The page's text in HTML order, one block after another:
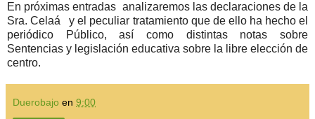
En próximas entradas analizaremos las declaraciones de la
Sra. Celaá y el peculiar tratamiento que de ello ha hecho el
periódico Público, así como distintas notas sobre
Sentencias y legislación educativa sobre la libre elección de
centro.
Duerobajo en 9:00